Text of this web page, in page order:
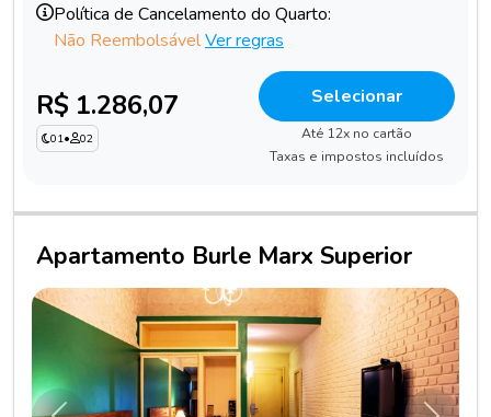
Política de Cancelamento do Quarto:
Não ReembolsávelVer regras
R$ 1.286,07
01• 02
Selecionar
Até 12x no cartão
Taxas e impostos incluídos
Apartamento Burle Marx Superior